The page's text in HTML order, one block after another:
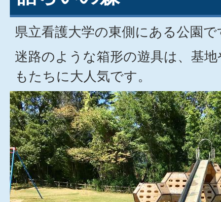
県立看護大学の東側にある公園で
迷路のような箱形の遊具は、基
もたちに大人気です。